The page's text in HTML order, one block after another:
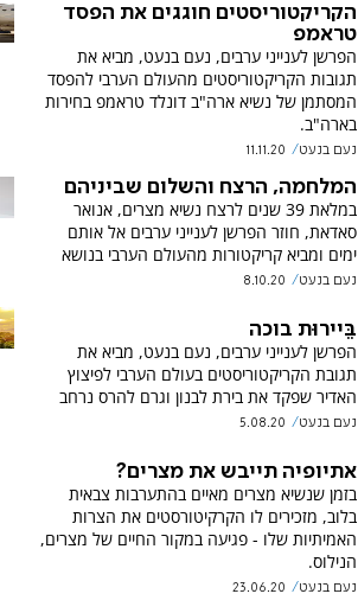
הקריקטוריסטים חוגגים את הפסד
טראמפ
הפרשן לענייני ערבים, נעם בנעט, מביא את
תגובות הקריקטוריסטים מהעולם הערבי להפסד
המסתמן של נשיא ארה"ב דונלד טראמפ בחירות
בארה"ב.
נעם בנעט 11.11.20
המלחמה, הרצח והשלום שביניהם
במלאת 39 שנים לרצח נשיא מצרים, אנואר
סאדאת, חוזר הפרשן לענייני ערבים אל אותם
ימים ומביא קריקטורות מהעולם הערבי בנושא
נעם בנעט 8.10.20
בֵּיירוּת בוכה
הפרשן לענייני ערבים, נעם בנעט, מביא את
תגובת הקריקטוריסטים בעולם הערבי לפיצוץ
האדיר שפקד את בירת לבנון וגרם להרס נרחב
נעם בנעט 5.08.20
אתיופיה תייבש את מצרים?
בזמן שנשיא מצרים מאיים בהתערבות צבאית
בלוב, מזכירים לו הקרקיטורסטים את הצרות
האמיתיות שלו - פגיעה במקור החיים של מצרים,
הנילוס.
נעם בנעט 23.06.20